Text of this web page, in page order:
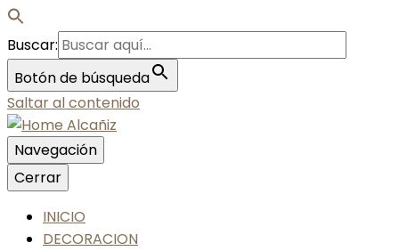
Buscar:
Botón de búsqueda
Saltar al contenido
Home Alcañiz
Nos gusta tu casa, nos gustas tú
Navegación
Cerrar
INICIO
DECORACION